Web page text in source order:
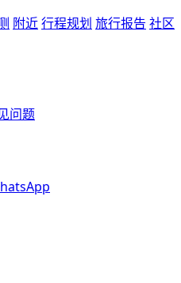
附近行程规划 旅行报告 社区
问题